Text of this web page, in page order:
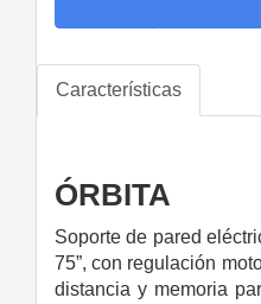
Características
ÓRBITA
Soporte de pared
75”, con regulación
distancia y memoria